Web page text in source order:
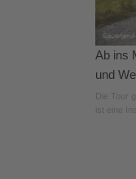
Ab ins
und
Die Tour
ist eine